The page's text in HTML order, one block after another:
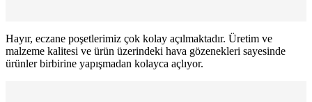
Hayır, eczane poşetlerimiz çok kolay açılmaktadır. Üretim ve
malzeme kalitesi ve ürün üzerindeki hava gözenekleri sayesinde
ürünler birbirine yapışmadan kolayca açlıyor.